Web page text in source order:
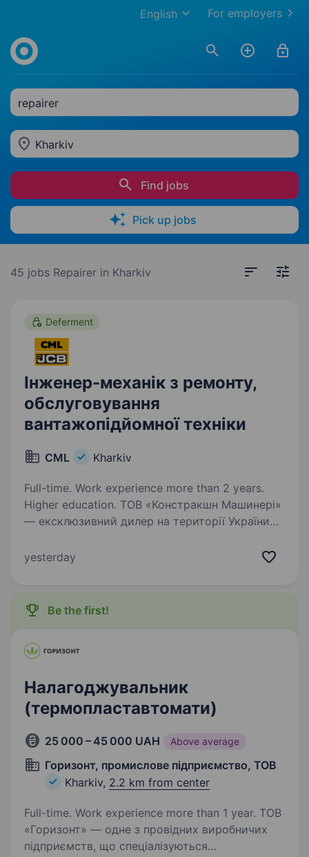
For employers
English
repairer
Kharkiv
Find jobs
Pick up jobs
45 jobs Repairer in Kharkiv
Deferment
Інженер-механік з ремонту,
обслуговування
вантажопідйомної техніки
CML Kharkiv
Full-time. Work experience more than 2 years.
Higher education. ТОВ «Констракшн Машинері»
— ексклюзивний дилер на території України
будівельної, с/г, дорожньої і кар'єрної техніки,
yesterday
Be the first!
Налагоджувальник
(термопластавтомати)
25 000 – 45 000 UAH Above average
Горизонт, промислове підприємство, ТОВ
Kharkiv, 2.2 km from center
Full-time. Work experience more than 1 year. ТОВ
«Горизонт» — одне з провідних виробничих
підприємств, що спеціалізуються